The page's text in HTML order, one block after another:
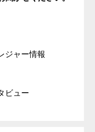
ジャー情報
ビュー